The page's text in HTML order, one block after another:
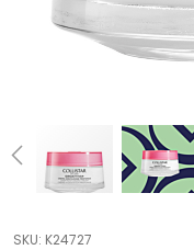
m
t
SKU: K24727